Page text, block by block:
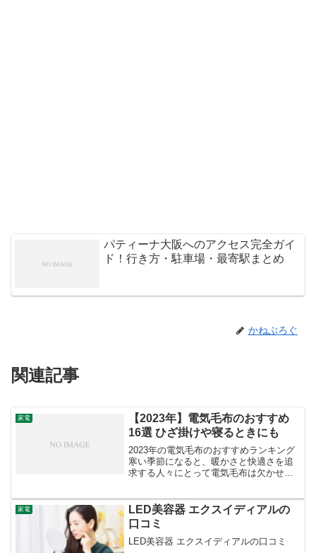
パティーナ大阪へのアクセス完全ガイ
ド！行き方・駐車場・最寄駅まとめ
かねぶろぐ
関連記事
家電
【2023年】電気毛布のおすすめ
16選 ひざ掛けや寝るときにも
2023年の電気毛布のおすすめランキング
寒い季節になると、暖かさと快適さを追
求する人々にとって電気毛布は欠かせな
が消費者に提供されており、それぞれの
ユーザーに合った...
家電
LED美容器 エクスイディアルの
口コミ
LED美容器 エクスイディアルの口コミ